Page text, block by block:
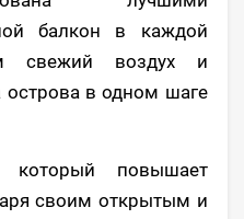
балкон в каждой
свежий воздух и
в одном шаге
который повышает
своим открытым и